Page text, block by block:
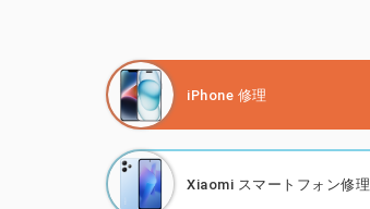
iPhone 修理
Xiaomi スマートフォン修理